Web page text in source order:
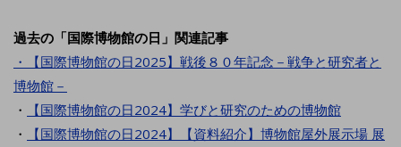
過去の「国際博物館の日」関連記事
・
【国際博物館の日2025】 戦後８０年記念－戦争と研究者と
博物館－
・
【国際博物館の日2024】学びと研究のための博物館
・
【国際博物館の日2024】【資料紹介】博物館屋外展示場 展